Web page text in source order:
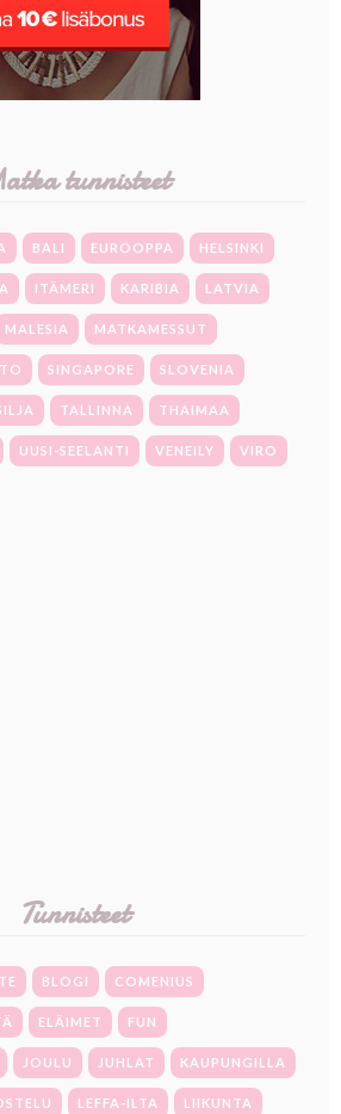
tunnisteet
BALI EUROOPPA HELSINKI
ITÄMERI KARIBIA LATVIA
MALESIA MATKAMESSUT
SINGAPORE SLOVENIA
TALLINNA THAIMAA
UUSI-SEELANTI VENEILY VIRO
Tunnisteet
BLOGI COMENIUS
ELÄIMET FUN
JOULU JUHLAT KAUPUNGILLA
LEFFA-ILTA LIIKUNTA